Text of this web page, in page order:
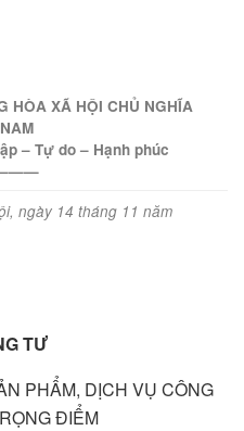
HÒA XÃ HỘI CHỦ NGHĨA
– Tự do – Hạnh phúc
ngày 14 tháng 11 năm
TƯ
PHẨM, DỊCH VỤ CÔNG
ĐIỂM